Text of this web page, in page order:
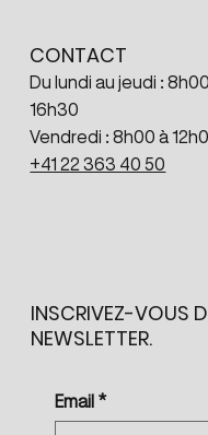
CONTACT
Du lundi au jeudi :
16h30
Vendredi : 8h00 à
+41 22 363 40 50
INSCRIVEZ-VOUS
NEWSLETTER.
Email *